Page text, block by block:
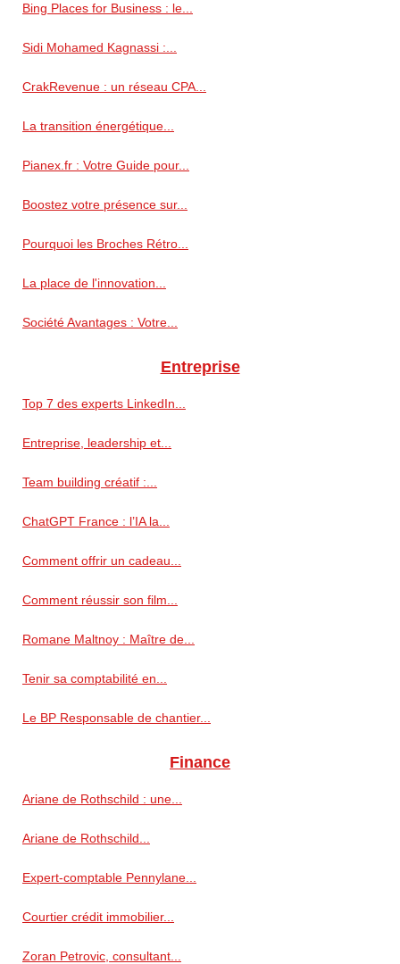
Bing Places for Business : le...
Sidi Mohamed Kagnassi :...
CrakRevenue : un réseau CPA...
La transition énergétique...
Pianex.fr : Votre Guide pour...
Boostez votre présence sur...
Pourquoi les Broches Rétro...
La place de l'innovation...
Société Avantages : Votre...
Entreprise
Top 7 des experts LinkedIn...
Entreprise, leadership et...
Team building créatif :...
ChatGPT France : l’IA la...
Comment offrir un cadeau...
Comment réussir son film...
Romane Maltnoy : Maître de...
Tenir sa comptabilité en...
Le BP Responsable de chantier...
Finance
Ariane de Rothschild : une...
Ariane de Rothschild...
Expert-comptable Pennylane...
Courtier crédit immobilier...
Zoran Petrovic, consultant...